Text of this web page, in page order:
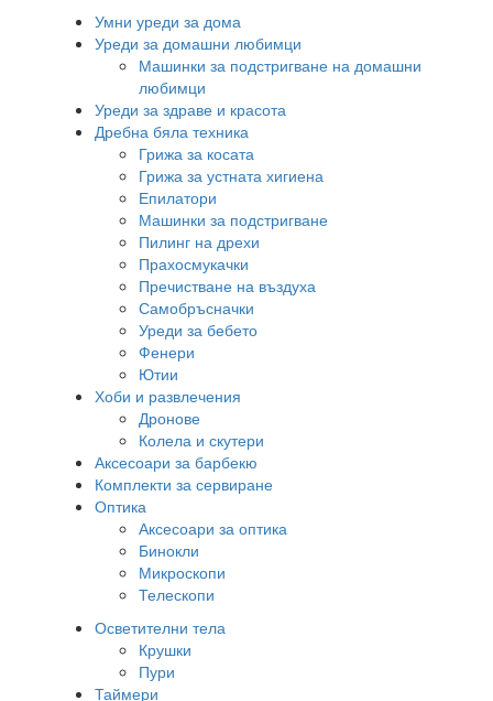
Умни уреди за дома
Уреди за домашни любимци
Машинки за подстригване на домашни
любимци
Уреди за здраве и красота
Дребна бяла техника
Грижа за косата
Грижа за устната хигиена
Епилатори
Машинки за подстригване
Пилинг на дрехи
Прахосмукачки
Пречистване на въздуха
Самобръсначки
Уреди за бебето
Фенери
Ютии
Хоби и развлечения
Дронове
Колела и скутери
Аксесоари за барбекю
Комплекти за сервиране
Оптика
Аксесоари за оптика
Бинокли
Микроскопи
Телескопи
Осветителни тела
Крушки
Пури
Таймери